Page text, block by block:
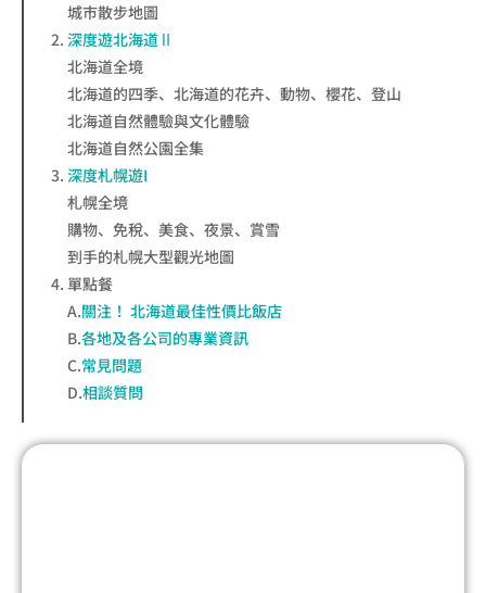
城市散步地圖
深度遊北海道Ⅱ
北海道全境
北海道的四季、北海道的花卉、動物、櫻花、登山
北海道自然體驗與文化體驗
北海道自然公園全集
深度札幌遊I
札幌全境
購物、免稅、美食、夜景、賞雪
到手的札幌大型觀光地圖
單點餐
A.關注！ 北海道最佳性價比飯店
B.各地及各公司的專業資訊
C.常見問題
D.相談質問